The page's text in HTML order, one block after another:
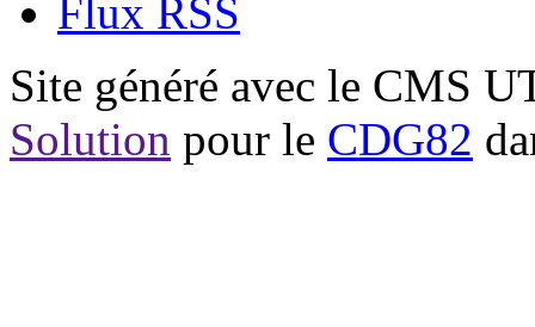
Flux RSS
Site généré avec le CMS
Solution pour le CDG82